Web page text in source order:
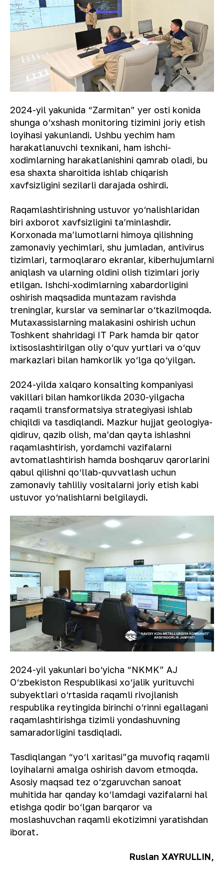
2024-yil yakunida “Zarmitan” yer osti konida
shunga o‘xshash monitoring tizimini joriy etish
loyihasi yakunlandi. Ushbu yechim ham
harakatlanuvchi texnikani, ham ishchi-
xodimlarning harakatlanishini qamrab oladi, bu
esa shaxta sharoitida ishlab chiqarish
xavfsizligini sezilarli darajada oshirdi.
Raqamlashtirishning ustuvor yo‘nalishlaridan
biri axborot xavfsizligini taʼminlashdir.
Korxonada maʼlumotlarni himoya qilishning
zamonaviy yechimlari, shu jumladan, antivirus
tizimlari, tarmoqlararo ekranlar, kiberhujumlarni
aniqlash va ularning oldini olish tizimlari joriy
etilgan. Ishchi-xodimlarning xabardorligini
oshirish maqsadida muntazam ravishda
treninglar, kurslar va seminarlar o‘tkazilmoqda.
Mutaxassislarning malakasini oshirish uchun
Toshkent shahridagi IT Park hamda bir qator
ixtisoslashtirilgan oliy o‘quv yurtlari va o‘quv
markazlari bilan hamkorlik yo‘lga qo‘yilgan.
2024-yilda xalqaro konsalting kompaniyasi
vakillari bilan hamkorlikda 2030-yilgacha
raqamli transformatsiya strategiyasi ishlab
chiqildi va tasdiqlandi. Mazkur hujjat geologiya-
qidiruv, qazib olish, maʼdan qayta ishlashni
raqamlashtirish, yordamchi vazifalarni
avtomatlashtirish hamda boshqaruv qarorlarini
qabul qilishni qo‘llab-quvvatlash uchun
zamonaviy tahliliy vositalarni joriy etish kabi
ustuvor yo‘nalishlarni belgilaydi.
2024-yil yakunlari bo‘yicha “NKMK” AJ
O‘zbekiston Respublikasi xo‘jalik yurituvchi
subyektlari o‘rtasida raqamli rivojlanish
respublika reytingida birinchi o‘rinni egallagani
raqamlashtirishga tizimli yondashuvning
samaradorligini tasdiqladi.
Tasdiqlangan “yo‘l xaritasi”ga muvofiq raqamli
loyihalarni amalga oshirish davom etmoqda.
Asosiy maqsad tez o‘zgaruvchan sanoat
muhitida har qanday ko‘lamdagi vazifalarni hal
etishga qodir bo‘lgan barqaror va
moslashuvchan raqamli ekotizimni yaratishdan
iborat.
Ruslan XAYRULLIN,